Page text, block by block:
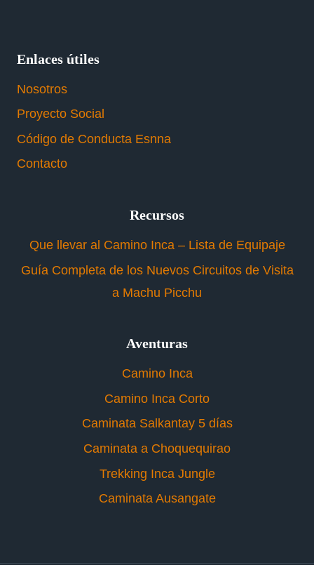
Enlaces útiles
Nosotros
Proyecto Social
Código de Conducta Esnna
Contacto
Recursos
Que llevar al Camino Inca – Lista de Equipaje
Guía Completa de los Nuevos Circuitos de Visita
a Machu Picchu
Aventuras
Camino Inca
Camino Inca Corto
Caminata Salkantay 5 días
Caminata a Choquequirao
Trekking Inca Jungle
Caminata Ausangate